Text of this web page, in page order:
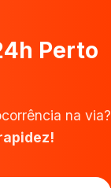
Perto
na via?